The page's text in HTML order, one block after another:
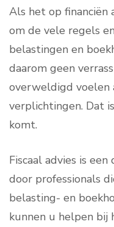
Als het op financiën
om de vele regels
belastingen en
daarom geen
overweldigd voelen
verplichtingen. Dat
komt.
Fiscaal advies is
door professionals
belasting- en
kunnen u helpen bij